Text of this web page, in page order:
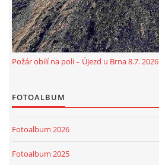
Požár obilí na poli – Újezd u Brna 8.7. 2026
FOTOALBUM
Fotoalbum 2026
Fotoalbum 2025